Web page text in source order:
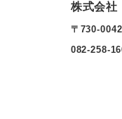
株式会社
〒730-
082-258-